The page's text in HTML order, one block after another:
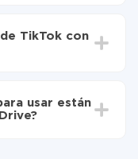
la
TikTok con
de datos que
sistemas a otro
usar están